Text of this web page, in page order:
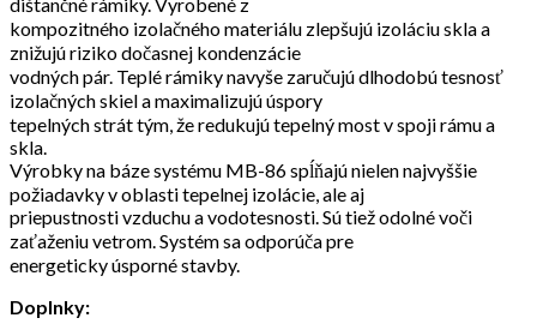
dištančné rámiky. Vyrobené z
kompozitného izolačného materiálu zlepšujú izoláciu skla a
znižujú riziko dočasnej kondenzácie
vodných pár. Teplé rámiky navyše zaručujú dlhodobú tesnosť
izolačných skiel a maximalizujú úspory
tepelných strát tým, že redukujú tepelný most v spoji rámu a
skla.
Výrobky na báze systému MB-86 spĺňajú nielen najvyššie
požiadavky v oblasti tepelnej izolácie, ale aj
priepustnosti vzduchu a vodotesnosti. Sú tiež odolné voči
zaťaženiu vetrom. Systém sa odporúča pre
energeticky úsporné stavby.
Doplnky: